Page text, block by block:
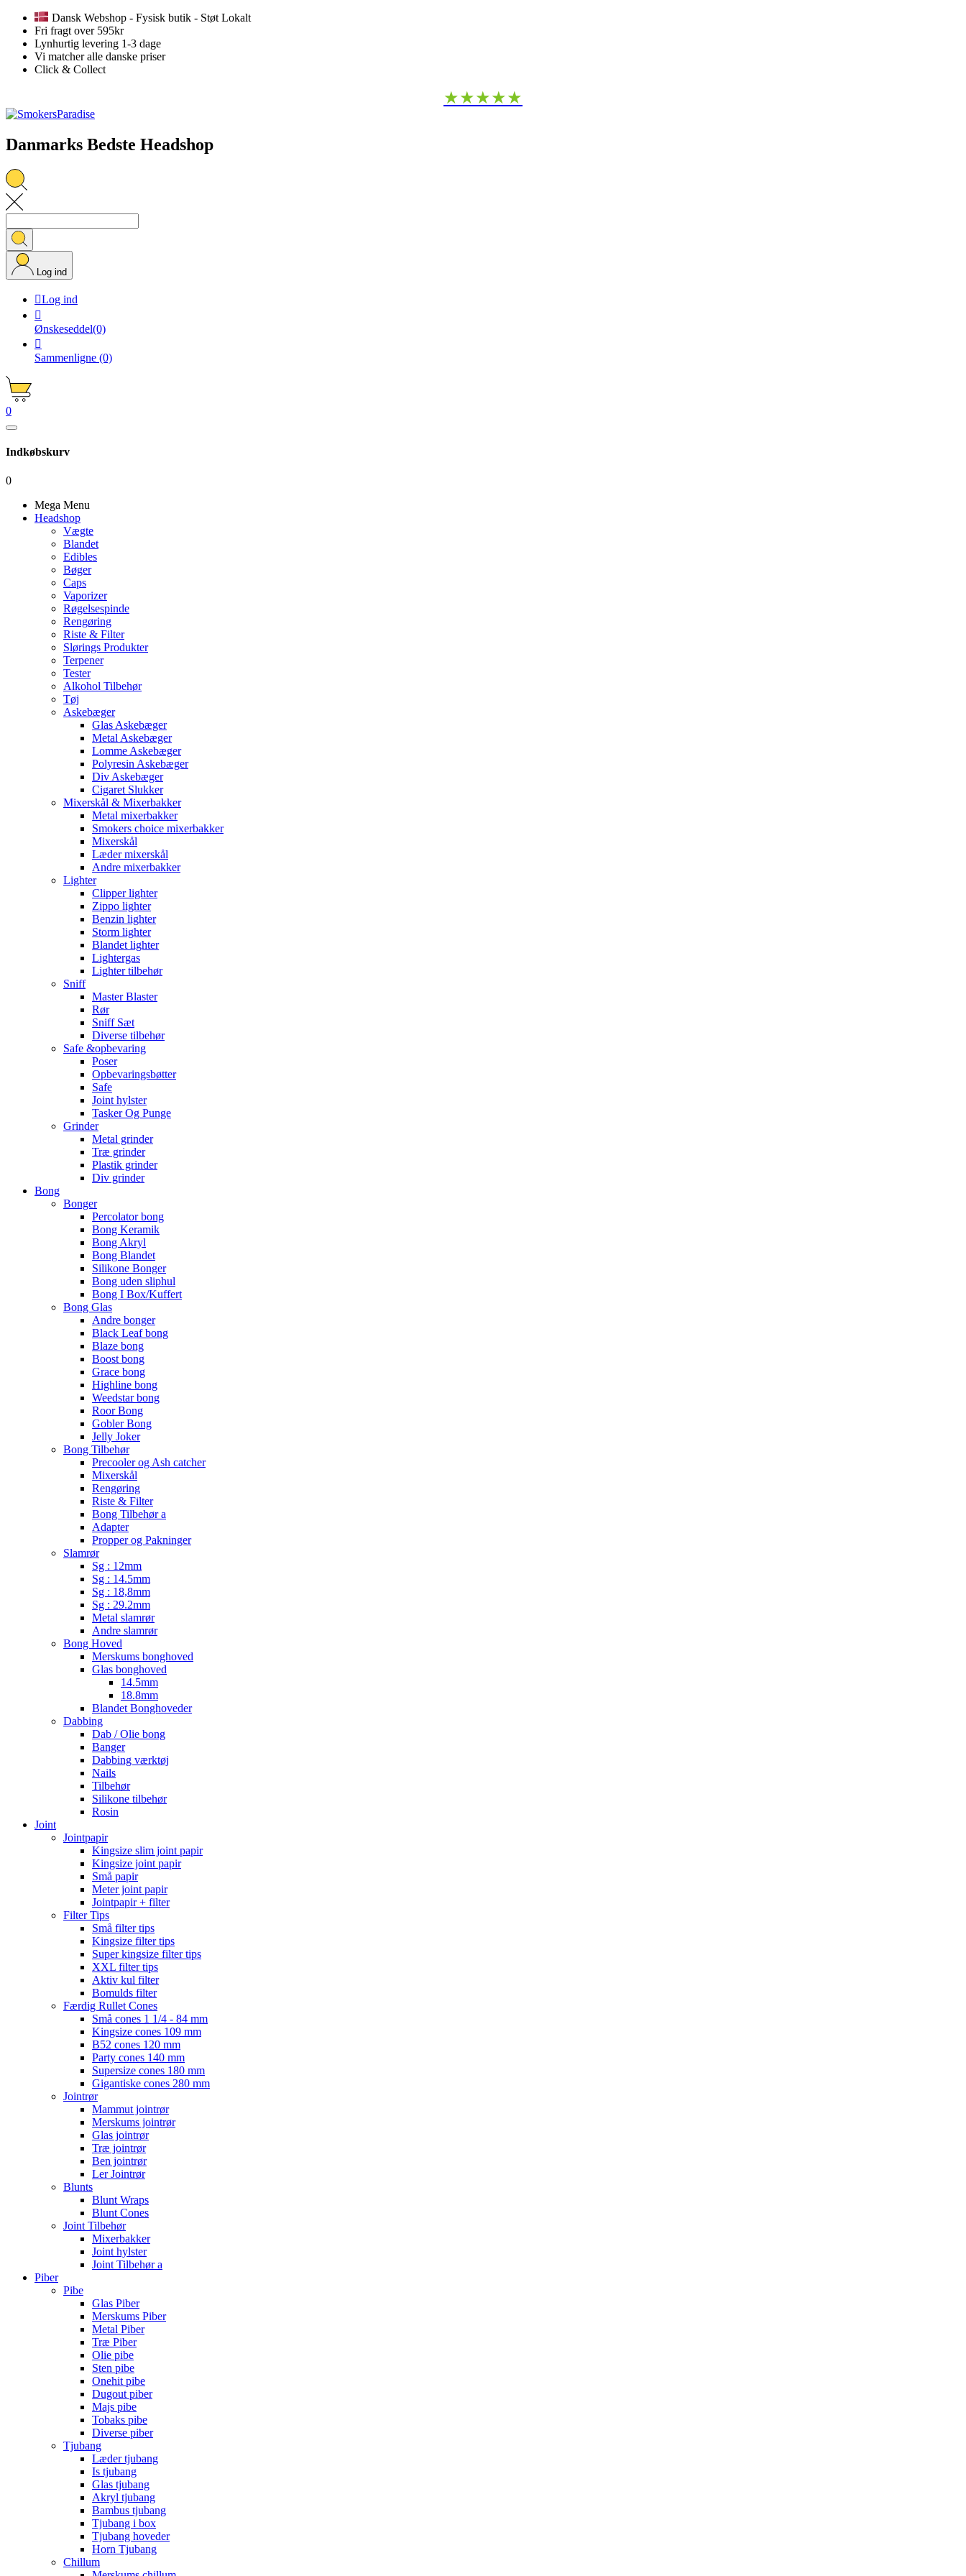
Dansk Webshop - Fysisk butik - Støt Lokalt
Fri fragt over 595kr
Lynhurtig levering 1-3 dage
Vi matcher alle danske priser
Click & Collect
★★★★★
Danmarks Bedste Headshop
Log ind
Log ind

Ønskeseddel(0)

Sammenligne (0)
0
Indkøbskurv
0
Mega Menu
Headshop
Vægte
Blandet
Edibles
Bøger
Caps
Vaporizer
Røgelsespinde
Rengøring
Riste & Filter
Slørings Produkter
Terpener
Tester
Alkohol Tilbehør
Tøj
Askebæger
Glas Askebæger
Metal Askebæger
Lomme Askebæger
Polyresin Askebæger
Div Askebæger
Cigaret Slukker
Mixerskål & Mixerbakker
Metal mixerbakker
Smokers choice mixerbakker
Mixerskål
Læder mixerskål
Andre mixerbakker
Lighter
Clipper lighter
Zippo lighter
Benzin lighter
Storm lighter
Blandet lighter
Lightergas
Lighter tilbehør
Sniff
Master Blaster
Rør
Sniff Sæt
Diverse tilbehør
Safe &opbevaring
Poser
Opbevaringsbøtter
Safe
Joint hylster
Tasker Og Punge
Grinder
Metal grinder
Træ grinder
Plastik grinder
Div grinder
Bong
Bonger
Percolator bong
Bong Keramik
Bong Akryl
Bong Blandet
Silikone Bonger
Bong uden sliphul
Bong I Box/Kuffert
Bong Glas
Andre bonger
Black Leaf bong
Blaze bong
Boost bong
Grace bong
Highline bong
Weedstar bong
Roor Bong
Gobler Bong
Jelly Joker
Bong Tilbehør
Precooler og Ash catcher
Mixerskål
Rengøring
Riste & Filter
Bong Tilbehør a
Adapter
Propper og Pakninger
Slamrør
Sg : 12mm
Sg : 14.5mm
Sg : 18,8mm
Sg : 29.2mm
Metal slamrør
Andre slamrør
Bong Hoved
Merskums bonghoved
Glas bonghoved
14.5mm
18.8mm
Blandet Bonghoveder
Dabbing
Dab / Olie bong
Banger
Dabbing værktøj
Nails
Tilbehør
Silikone tilbehør
Rosin
Joint
Jointpapir
Kingsize slim joint papir
Kingsize joint papir
Små papir
Meter joint papir
Jointpapir + filter
Filter Tips
Små filter tips
Kingsize filter tips
Super kingsize filter tips
XXL filter tips
Aktiv kul filter
Bomulds filter
Færdig Rullet Cones
Små cones 1 1/4 - 84 mm
Kingsize cones 109 mm
B52 cones 120 mm
Party cones 140 mm
Supersize cones 180 mm
Gigantiske cones 280 mm
Jointrør
Mammut jointrør
Merskums jointrør
Glas jointrør
Træ jointrør
Ben jointrør
Ler Jointrør
Blunts
Blunt Wraps
Blunt Cones
Joint Tilbehør
Mixerbakker
Joint hylster
Joint Tilbehør a
Piber
Pibe
Glas Piber
Merskums Piber
Metal Piber
Træ Piber
Olie pibe
Sten pibe
Onehit pibe
Dugout piber
Majs pibe
Tobaks pibe
Diverse piber
Tjubang
Læder tjubang
Is tjubang
Glas tjubang
Akryl tjubang
Bambus tjubang
Tjubang i box
Tjubang hoveder
Horn Tjubang
Chillum